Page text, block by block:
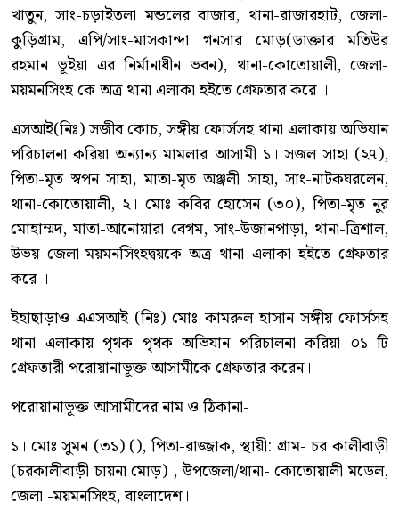
খাতুন, সাং-চড়াইতলা মন্ডলের বাজার, থানা-রাজারহাট, জেলা-
কুড়িগ্রাম, এপি/সাং-মাসকান্দা গনসার মোড়(ডাক্তার মতিউর
রহমান ভূইয়া এর নির্মানাধীন ভবন), থানা-কোতোয়ালী, জেলা-
ময়মনসিংহ কে অত্র থানা এলাকা হইতে গ্রেফতার করে ।
এসআই(নিঃ) সজীব কোচ, সঙ্গীয় ফোর্সসহ থানা এলাকায় অভিযান
পরিচালনা করিয়া অন্যান্য মামলার আসামী ১। সজল সাহা (২৭),
পিতা-মৃত স্বপন সাহা, মাতা-মৃত অঞ্জলী সাহা, সাং-নাটকঘরলেন,
থানা-কোতোয়ালী, ২। মোঃ কবির হোসেন (৩০), পিতা-মৃত নুর
মোহাম্মদ, মাতা-আনোয়ারা বেগম, সাং-উজানপাড়া, থানা-ত্রিশাল,
উভয় জেলা-ময়মনসিংহদ্বয়কে অত্র থানা এলাকা হইতে গ্রেফতার
করে ।
ইহাছাড়াও এএসআই (নিঃ) মোঃ কামরুল হাসান সঙ্গীয় ফোর্সসহ
থানা এলাকায় পৃথক পৃথক অভিযান পরিচালনা করিয়া ০১ টি
গ্রেফতারী পরোয়ানাভূক্ত আসামীকে গ্রেফতার করেন।
পরোয়ানাভূক্ত আসামীদের নাম ও ঠিকানা-
১। মোঃ সুমন (৩১) (), পিতা-রাজ্জাক, স্থায়ী: গ্রাম- চর কালীবাড়ী
(চরকালীবাড়ী চায়না মোড়) , উপজেলা/থানা- কোতোয়ালী মডেল,
জেলা -ময়মনসিংহ, বাংলাদেশ।